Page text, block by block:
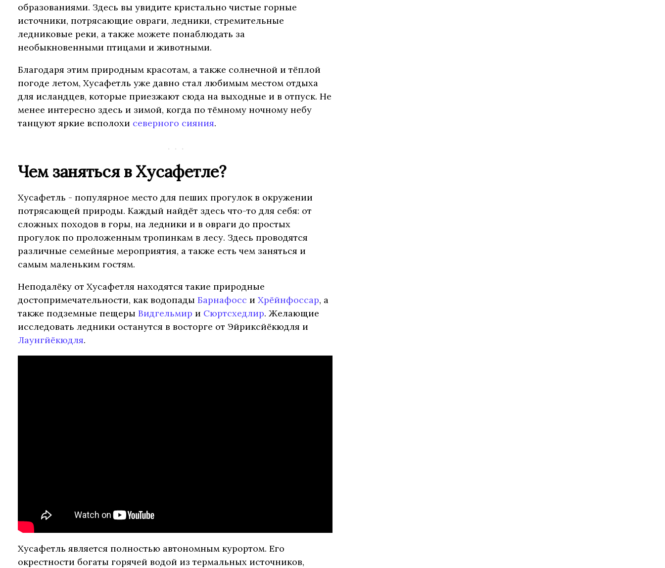
образованиями. Здесь вы увидите кристально чистые горные
источники, потрясающие овраги, ледники, стремительные
ледниковые реки, а также можете понаблюдать за
необыкновенными птицами и животными.
Благодаря этим природным красотам, а также солнечной и тёплой
погоде летом, Хусафетль уже давно стал любимым местом отдыха
для исландцев, которые приезжают сюда на выходные и в отпуск. Не
менее интересно здесь и зимой, когда по тёмному ночному небу
танцуют яркие всполохи северного сияния.
Чем заняться в Хусафетле?
Хусафетль - популярное место для пеших прогулок в окружении
потрясающей природы. Каждый найдёт здесь что-то для себя: от
сложных походов в горы, на ледники и в овраги до простых
прогулок по проложенным тропинкам в лесу. Здесь проводятся
различные семейные мероприятия, а также есть чем заняться и
самым маленьким гостям.
Неподалёку от Хусафетля находятся такие природные
достопримечательности, как водопады Барнафосс и Хрёйнфоссар, а
также подземные пещеры Видгельмир и Сюртсхедлир. Желающие
исследовать ледники останутся в восторге от Эйриксйёкюдля и
Лаунгйёкюдля.
Хусафетль является полностью автономным курортом. Его
окрестности богаты горячей водой из термальных источников,